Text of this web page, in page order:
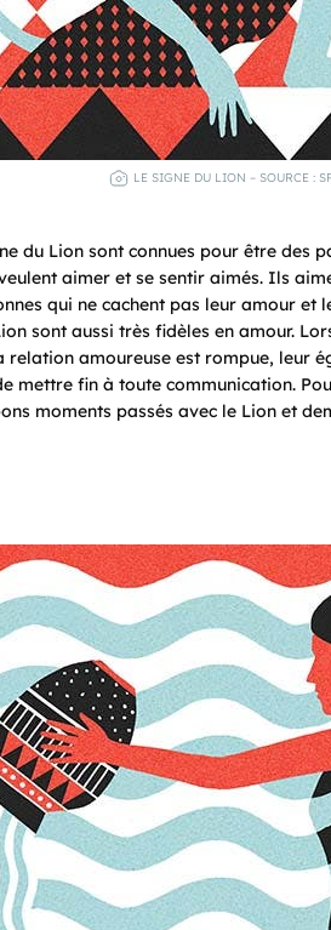
LE SIGNE DU LION – SOURCE :
du Lion sont connues pour être des
aimer et se sentir aimés. Ils
qui ne cachent pas leur amour
sont aussi très fidèles en amour.
relation amoureuse est rompue, leur
mettre fin à toute communication.
moments passés avec le Lion et